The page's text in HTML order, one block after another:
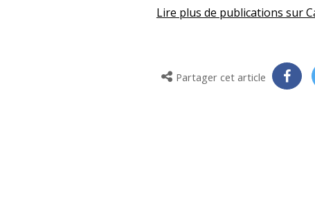
Lire plus de publications sur
Partager cet article